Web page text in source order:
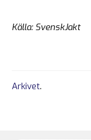
Källa: SvenskJakt
Arkivet.